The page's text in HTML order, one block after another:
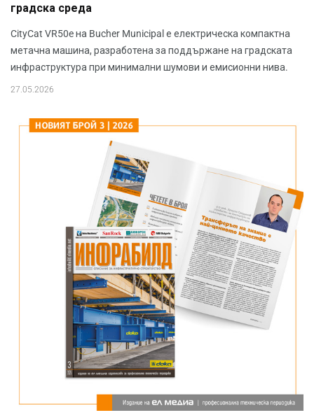
градска среда
CityCat VR50e на Bucher Municipal е електрическа компактна
метачна машина, разработена за поддържане на градската
инфраструктура при минимални шумови и емисионни нива.
27.05.2026